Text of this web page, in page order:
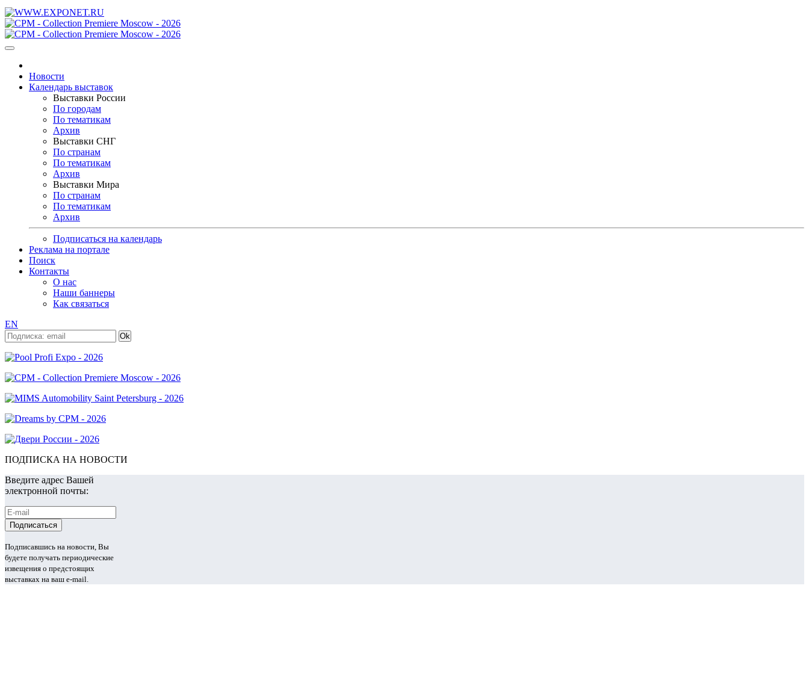
Новости
Календарь выставок
Выставки России
По городам
По тематикам
Архив
Выставки СНГ
По странам
По тематикам
Архив
Выставки Мира
По странам
По тематикам
Архив
Подписаться на календарь
Реклама на портале
Поиск
Контакты
О нас
Наши баннеры
Как связаться
EN
ПОДПИСКА НА НОВОСТИ
Введите адрес Вашей
электронной почты:
Подписавшись на новости, Вы
будете получать периодические
извещения о предстоящих
выставках на ваш e-mail.